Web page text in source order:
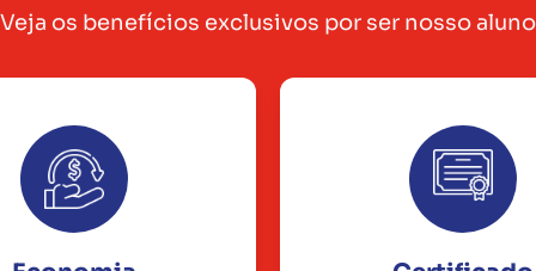
Veja os benefícios exclusivos por ser nosso aluno